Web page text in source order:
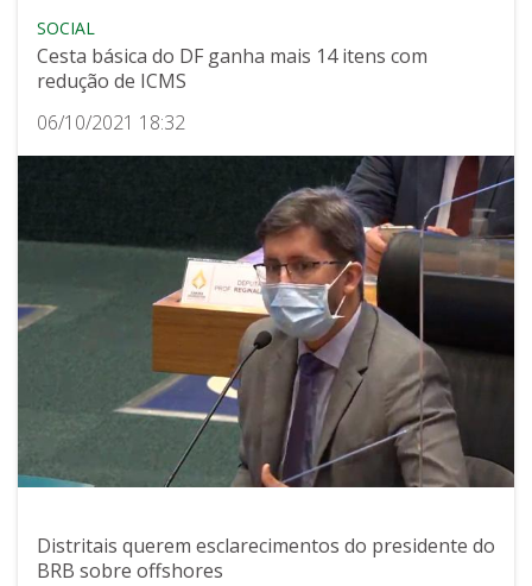
SOCIAL
Cesta básica do DF ganha mais 14 itens com
redução de ICMS
06/10/2021 18:32
Distritais querem esclarecimentos do presidente do
BRB sobre offshores